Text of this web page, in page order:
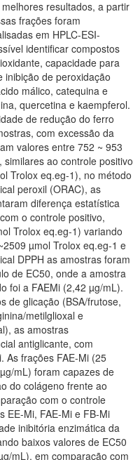
resultados, a partir
frações foram
em HPLC-ESI-
identificar compostos
capacidade para
inibição de peroxidação
málico, catequina e
quercetina e kaempferol.
de redução do ferro
com excessão da
valores entre 752 ~ 953
similares ao controle positivo
Trolox eq.eg-1), no método
peroxil (ORAC), as
diferença estatística
o controle positivo,
Trolox eq.eg-1) variando
µmol Trolox eq.eg-1 e
DPPH as amostras foram
de EC50, onde a amostra
foi a FAEMi (2,42 µg/mL).
de glicação (BSA/frutose,
metilglioxal e
as amostras
antiglicante, com
As frações FAE-Mi (25
mL) foram capazes de
do colágeno frente ao
com o controle
EE-Mi, FAE-Mi e FB-Mi
inibitória enzimática da
baixos valores de EC50
mL), em comparação com